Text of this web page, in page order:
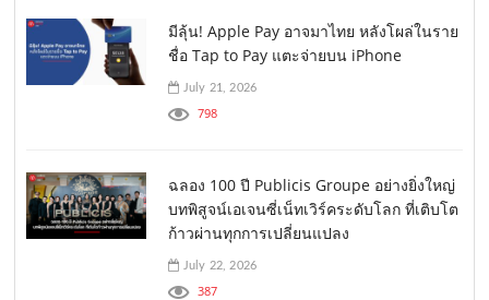
มีลุ้น! Apple Pay อาจมาไทย หลังโผล่ในราย
ชื่อ Tap to Pay แตะจ่ายบน iPhone
July 21, 2026
798
ฉลอง 100 ปี Publicis Groupe อย่างยิ่งใหญ่
บทพิสูจน์เอเจนซี่เน็ทเวิร์คระดับโลก ที่เติบโต
ก้าวผ่านทุกการเปลี่ยนแปลง
July 22, 2026
387